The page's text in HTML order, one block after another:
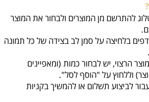
להתרשם מן המוצרים ולבחור את המוצר
בלחיצה על סמן לב בצידה של כל תמונה
הרצוי, יש לבחור כמות (ומאפיינים
וללחוץ על "הוסף לסל".
לביצוע תשלום או להמשיך בקניות